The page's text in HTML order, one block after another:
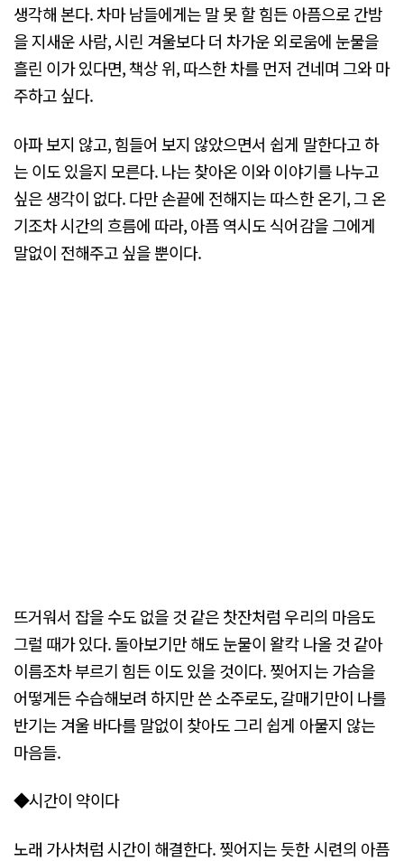
생각해 본다. 차마 남들에게는 말 못 할 힘든 아픔으로 간밤
을 지새운 사람, 시린 겨울보다 더 차가운 외로움에 눈물을
흘린 이가 있다면, 책상 위, 따스한 차를 먼저 건네며 그와 마
주하고 싶다.
아파 보지 않고, 힘들어 보지 않았으면서 쉽게 말한다고 하
는 이도 있을지 모른다. 나는 찾아온 이와 이야기를 나누고
싶은 생각이 없다. 다만 손끝에 전해지는 따스한 온기, 그 온
기조차 시간의 흐름에 따라, 아픔 역시도 식어감을 그에게
말없이 전해주고 싶을 뿐이다.
뜨거워서 잡을 수도 없을 것 같은 찻잔처럼 우리의 마음도
그럴 때가 있다. 돌아보기만 해도 눈물이 왈칵 나올 것 같아
이름조차 부르기 힘든 이도 있을 것이다. 찢어지는 가슴을
어떻게든 수습해보려 하지만 쓴 소주로도, 갈매기만이 나를
반기는 겨울 바다를 말없이 찾아도 그리 쉽게 아물지 않는
마음들.
◆시간이 약이다
노래 가사처럼 시간이 해결한다. 찢어지는 듯한 시련의 아픔